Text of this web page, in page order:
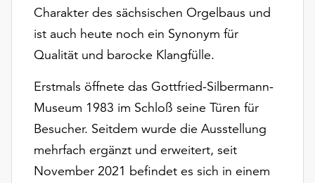
verwendeten
Cookies
anpassen,
erreichen
Einstellungen
über
Schaltfläche
„Auswählen“.
Charakter des sächsischen Orgelbaus und
ist auch heute noch ein Synonym für
Qualität und barocke Klangfülle.
Erstmals öffnete das Gottfried-Silbermann-
Museum 1983 im Schloß seine Türen für
Besucher. Seitdem wurde die Ausstellung
mehrfach ergänzt und erweitert, seit
November 2021 befindet es sich in einem